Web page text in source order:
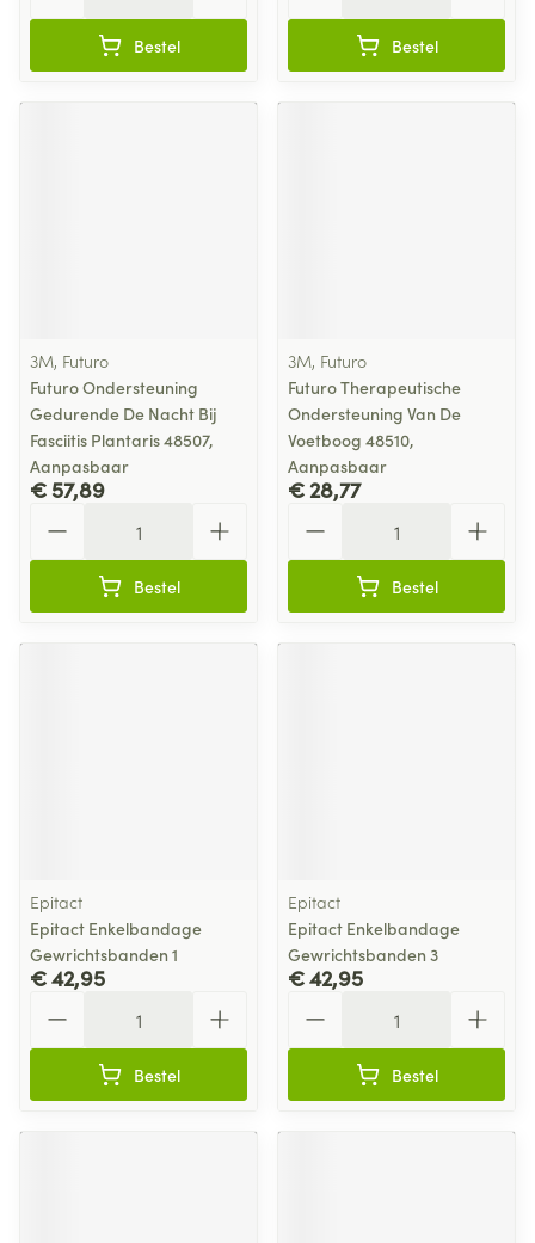
Bestel Bestel
3M, Futuro
Futuro Ondersteuning
Gedurende De Nacht Bij
Fasciitis Plantaris 48507,
Aanpasbaar
€ 57,89
Bestel
3M, Futuro
Futuro Therapeutische
Ondersteuning Van De
Voetboog 48510,
Aanpasbaar
€ 28,77
Bestel
Epitact
Epitact Enkelbandage
Gewrichtsbanden 1
€ 42,95
Bestel
Epitact
Epitact Enkelbandage
Gewrichtsbanden 3
€ 42,95
Bestel